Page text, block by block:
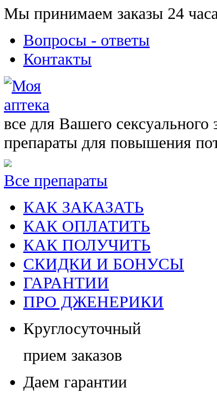
Мы принимаем заказы 24
Вопросы - ответы
Контакты
все для Вашего сексуального
препараты для повышения
Все препараты
КАК ЗАКАЗАТЬ
КАК ОПЛАТИТЬ
КАК ПОЛУЧИТЬ
СКИДКИ И БОНУСЫ
ГАРАНТИИ
ПРО ДЖЕНЕРИКИ
Круглосуточный
прием заказов
Даем гарантии